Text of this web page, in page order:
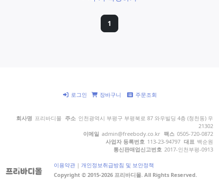
1
로그인 장바구니 주문조회
이용약관 | 개인정보취급방침 및 보안정책
Copyright © 2015-2026 프리바디몰. All Rights Reserved.
회사명 프리바디몰 주소 인천광역시 부평구 부평북로 87 와우빌딩 4층 (청천동) 우
21302
이메일 admin@freebody.co.kr 팩스 0505-720-0872
사업자 등록번호 113-23-94797 대표 백순원
통신판매업신고번호 2017-인천부평-0913